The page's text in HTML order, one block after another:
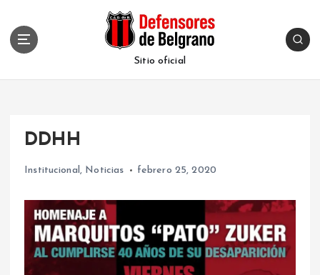
Sitio oficial
DDHH
Institucional, Noticias febrero 25, 2020